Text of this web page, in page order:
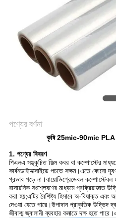
ম্যাপ
গোপনীয়তা
পণ্যের বর্ণনা
কৃষি 25mic-90mic PLA
1. পণ্যের বিবরণ
পিএলএ সঙ্কুচিত ফিল্ম কবর বা কম্পোস্টের
কার্বনডাইঅক্সাইডে পচতে সক্ষম।এতে কোনো
প্রভাব পড়ে না।বায়োডিগ্রেডেবল কম্পোস্টেবল
রাসায়নিক সংশ্লেষণের মাধ্যমে প্রক্রিয়াজাত
করা হয়;এটির বৈশিষ্ট্য হিসাবে অ-বিষাক্ত
দেওয়া যেতে পারে।উপাদান প্রাকৃতিক উদ্ভিদ
জীবাশ্ম জ্বালানী ব্যবহার কমাতে দক্ষ হতে